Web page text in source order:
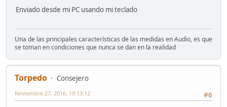
Enviado desde mi PC usando mi teclado
Una de las principales características de las medidas en Audio, es que
se toman en condiciones que nunca se dan en la realidad
Torpedo
Consejero
#6
Noviembre 27, 2016, 19:13:12